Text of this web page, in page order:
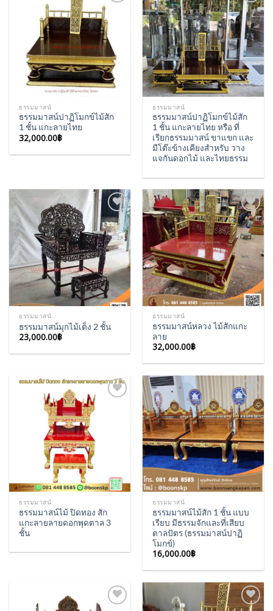
Add to
Wishlist
ธรรมมาสน์
ธรรมมาสน์ปาฏิโมกข์ไม้สัก
1 ชั้น แกะลายไทย
32,000.00฿
Add to
Wishlist
ธรรมมาสน์
ธรรมมาสน์ปาฏิโมกข์ไม้สัก
1 ชั้น แกะลายไทย หรือ ที่
เรียกธรรมมาสน์ ขาแขก และ
มีโต๊ะข้างเคียงสำหรับ วาง
แจกันดอกไม้ และไทยธรรม
Add to
Wishlist
ธรรมมาสน์
ธรรมมาสน์มุกไม้เต็ง 2 ชั้น
23,000.00฿
Add to
Wishlist
ธรรมมาสน์
ธรรมมาสน์หลวง ไม้สักแกะ
ลาย
32,000.00฿
ธรรมมาสน์
ธรรมมาสน์ไม้ ปิดทอง สัก
แกะลายลายดอกพุดตาล 3
ชั้น
Add to
Wishlist
ธรรมมาสน์
ธรรมมาสน์ไม้สัก 1 ชั้น แบบ
เรียบ มีธรรมจักและที่เสียบ
ตาลปัตร (ธรรมมาสน์ปาฏิ
โมกข์)
16,000.00฿